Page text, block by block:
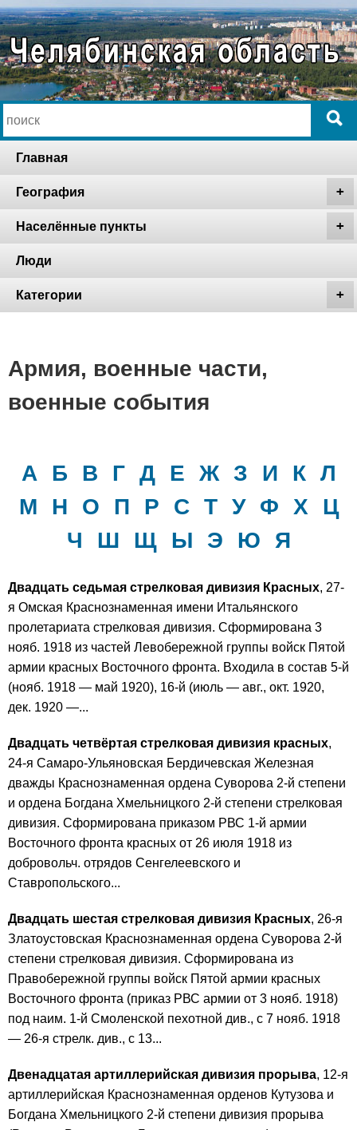
Главная
География
Населённые пункты
Люди
Категории
Армия, военные части,
военные события
А Б В Г Д Е Ж З И К Л
М
Н О П Р С Т У Ф Х
Ц
Ч
Ш Щ Ы Э Ю Я
Двадцать седьмая стрелковая дивизия Красных, 27-
я Омская Краснознаменная имени Итальянского
пролетариата стрелковая дивизия. Сформирована 3
нояб. 1918 из частей Левобережной группы войск Пятой
армии красных Восточного фронта. Входила в состав 5-й
(нояб. 1918 — май 1920), 16-й (июль — авг., окт. 1920,
дек. 1920 —...
Двадцать четвёртая стрелковая дивизия красных,
24-я Самаро-Ульяновская Бердичевская Железная
дважды Краснознаменная ордена Суворова 2-й степени
и ордена Богдана Хмельницкого 2-й степени стрелковая
дивизия. Сформирована приказом РВС 1-й армии
Восточного фронта красных от 26 июля 1918 из
добровольч. отрядов Сенгелеевского и
Ставропольского...
Двадцать шестая стрелковая дивизия Красных, 26-я
Златоустовская Краснознаменная ордена Суворова 2-й
степени стрелковая дивизия. Сформирована из
Правобережной группы войск Пятой армии красных
Восточного фронта (приказ РВС армии от 3 нояб. 1918)
под наим. 1-й Смоленской пехотной див., с 7 нояб. 1918
— 26-я стрелк. див., с 13...
Двенадцатая артиллерийская дивизия прорыва, 12-я
артиллерийская Краснознаменная орденов Кутузова и
Богдана Хмельницкого 2-й степени дивизия прорыва